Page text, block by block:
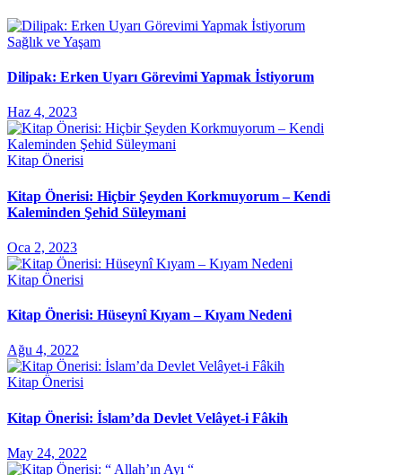
Sağlık ve Yaşam
Dilipak: Erken Uyarı Görevimi Yapmak İstiyorum
Haz 4, 2023
Kitap Önerisi
Kitap Önerisi: Hiçbir Şeyden Korkmuyorum – Kendi
Kaleminden Şehid Süleymani
Oca 2, 2023
Kitap Önerisi
Kitap Önerisi: Hüseynî Kıyam – Kıyam Nedeni
Ağu 4, 2022
Kitap Önerisi
Kitap Önerisi: İslam’da Devlet Velâyet-i Fâkih
May 24, 2022